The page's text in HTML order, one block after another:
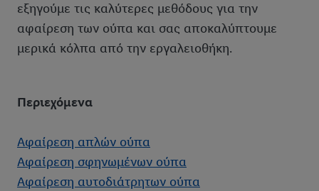
εξηγούμε τις καλύτερες μεθόδους για την
αφαίρεση των ούπα και σας αποκαλύπτουμε
μερικά κόλπα από την εργαλειοθήκη.
Περιεχόμενα
Αφαίρεση απλών ούπα
Αφαίρεση σφηνωμένων ούπα
Αφαίρεση αυτοδιάτρητων ούπα